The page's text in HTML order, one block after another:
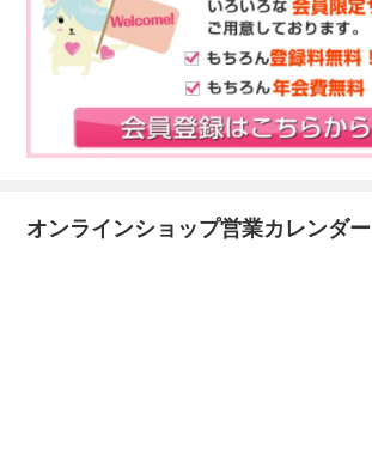
オンラインショップ営業カレンダー